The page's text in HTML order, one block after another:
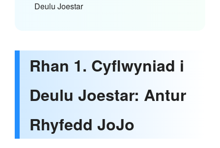
Deulu Joestar
Rhan 1. Cyflwyniad i
Deulu Joestar: Antur
Rhyfedd JoJo